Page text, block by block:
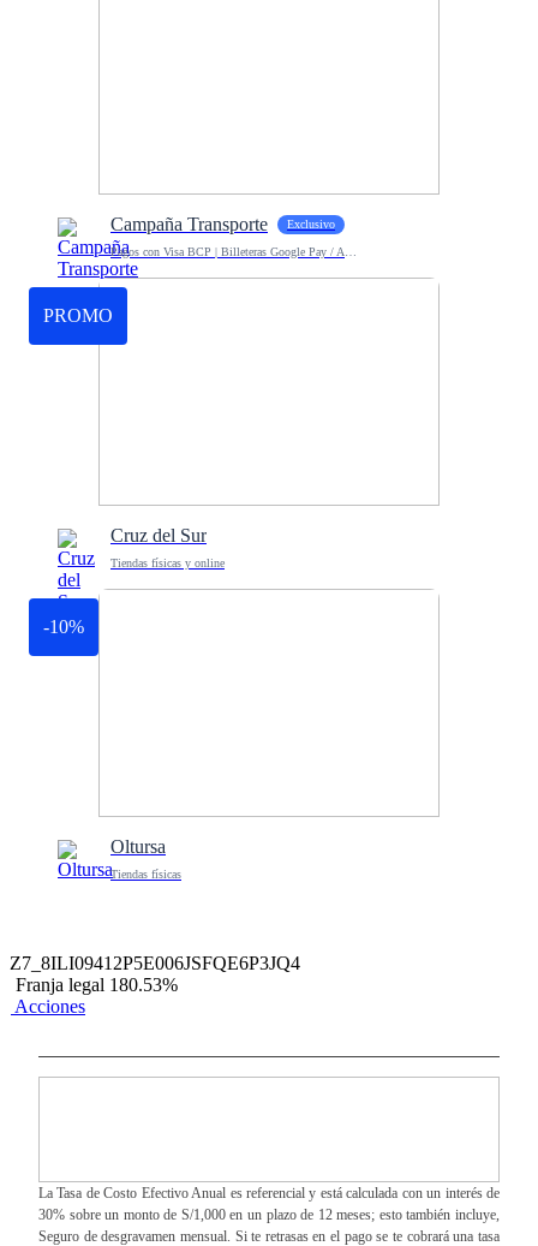
Campaña Transporte Exclusivo
PROMO
Cruz del Sur
Tiendas físicas y online
-10%
Oltursa
Tiendas físicas
Z7_8ILI09412P5E006JSFQE6P3JQ4
Franja legal 180.53%
Acciones
La Tasa de Costo Efectivo Anual es referencial y está calculada con un interés de
30% sobre un monto de S/1,000 en un plazo de 12 meses; esto también incluye,
Seguro de desgravamen mensual. Si te retrasas en el pago se te cobrará una tasa